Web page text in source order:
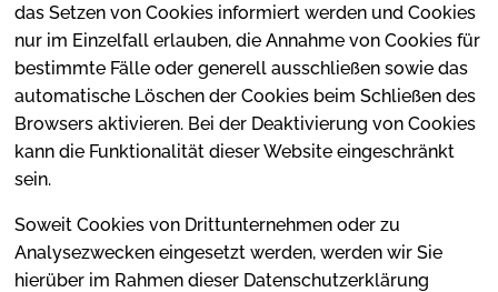
das Setzen von Cookies informiert werden und Cookies
nur im Einzelfall erlauben, die Annahme von Cookies für
bestimmte Fälle oder generell ausschließen sowie das
automatische Löschen der Cookies beim Schließen des
Browsers aktivieren. Bei der Deaktivierung von Cookies
kann die Funktionalität dieser Website eingeschränkt
sein.
Soweit Cookies von Drittunternehmen oder zu
Analysezwecken eingesetzt werden, werden wir Sie
hierüber im Rahmen dieser Datenschutzerklärung